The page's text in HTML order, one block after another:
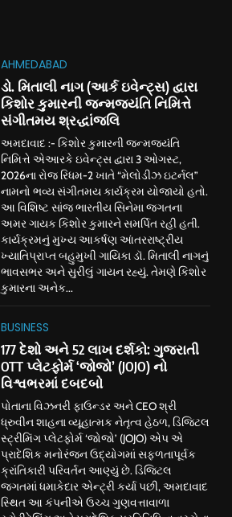
AHMEDABAD
ડો. મિતાલી નાગ (આર્ક ઇવેન્ટ્સ) દ્વારા
કિશોર કુમારની જન્મજયંતિ નિમિત્તે
સંગીતમય શ્રદ્ધાંજલિ
અમદાવાદ :- કિશોર કુમારની જન્મજયંતિ
નિમિત્તે એઆરકે ઇવેન્ટ્સ દ્વારા 3 ઓગસ્ટ,
2026ના રોજ રિધમ-2 ખાતે “મેલોડીઝ ઇટર્નલ”
નામનો ભવ્ય સંગીતમય કાર્યક્રમ યોજાયો હતો.
આ વિશિષ્ટ સાંજ ભારતીય સિનેમા જગતના
અમર ગાયક કિશોર કુમારને સમર્પિત રહી હતી.
કાર્યક્રમનું મુખ્ય આકર્ષણ આંતરરાષ્ટ્રીય
ખ્યાતિપ્રાપ્ત બહુમુખી ગાયિકા ડૉ. મિતાલી નાગનું
ભાવસભર અને સુરીલું ગાયન રહ્યું. તેમણે કિશોર
કુમારના અનેક...
BUSINESS
177 દેશો અને 52 લાખ દર્શકો: ગુજરાતી
OTT પ્લેટફોર્મ ‘જોજો’ (JOJO) નો
વિશ્વભરમાં દબદબો
પોતાના વિઝનરી ફાઉન્ડર અને CEO શ્રી
ધ્રુવીન શાહના વ્યૂહાત્મક નેતૃત્વ હેઠળ, ડિજિટલ
સ્ટ્રીમિંગ પ્લેટફોર્મ ‘જોજો’ (JOJO) એપ એ
પ્રાદેશિક મનોરંજન ઉદ્યોગમાં સફળતાપૂર્વક
ક્રાંતિકારી પરિવર્તન આણ્યું છે. ડિજિટલ
જગતમાં ધમાકેદાર એન્ટ્રી કર્યા પછી, અમદાવાદ
સ્થિત આ કંપનીએ ઉચ્ચ ગુણવત્તાવાળા